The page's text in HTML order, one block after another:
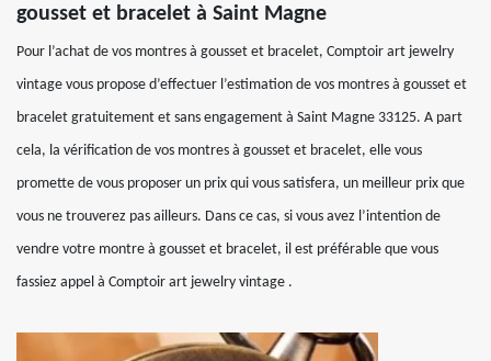
gousset et bracelet à Saint Magne
Pour l’achat de vos montres à gousset et bracelet, Comptoir art jewelry
vintage vous propose d’effectuer l’estimation de vos montres à gousset et
bracelet gratuitement et sans engagement à Saint Magne 33125. A part
cela, la vérification de vos montres à gousset et bracelet, elle vous
promette de vous proposer un prix qui vous satisfera, un meilleur prix que
vous ne trouverez pas ailleurs. Dans ce cas, si vous avez l’intention de
vendre votre montre à gousset et bracelet, il est préférable que vous
fassiez appel à Comptoir art jewelry vintage .